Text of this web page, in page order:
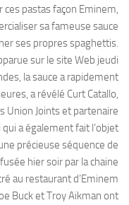
pastas façon Eminem,
sa fameuse sauce
ses propres spaghettis.
sur le site Web jeudi
la sauce a rapidement
a révélé Curt Catallo,
Union Joints et partenaire
a également fait l’objet
précieuse séquence de
hier soir par la chaine
au restaurant d’Eminem
Buck et Troy Aikman ont